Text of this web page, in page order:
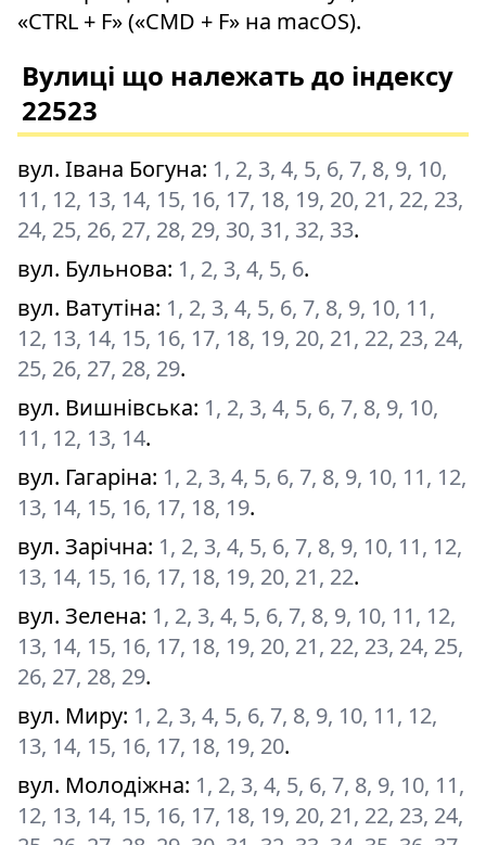
«CTRL + F» («CMD + F» на macOS).
Вулиці що належать до індексу
22523
вул. Івана Богуна: 1, 2, 3, 4, 5, 6, 7, 8, 9, 10,
11, 12, 13, 14, 15, 16, 17, 18, 19, 20, 21, 22, 23,
24, 25, 26, 27, 28, 29, 30, 31, 32, 33.
вул. Бульнова: 1, 2, 3, 4, 5, 6.
вул. Ватутіна: 1, 2, 3, 4, 5, 6, 7, 8, 9, 10, 11,
12, 13, 14, 15, 16, 17, 18, 19, 20, 21, 22, 23, 24,
25, 26, 27, 28, 29.
вул. Вишнівська: 1, 2, 3, 4, 5, 6, 7, 8, 9, 10,
11, 12, 13, 14.
вул. Гагаріна: 1, 2, 3, 4, 5, 6, 7, 8, 9, 10, 11, 12,
13, 14, 15, 16, 17, 18, 19.
вул. Зарічна: 1, 2, 3, 4, 5, 6, 7, 8, 9, 10, 11, 12,
13, 14, 15, 16, 17, 18, 19, 20, 21, 22.
вул. Зелена: 1, 2, 3, 4, 5, 6, 7, 8, 9, 10, 11, 12,
13, 14, 15, 16, 17, 18, 19, 20, 21, 22, 23, 24, 25,
26, 27, 28, 29.
вул. Миру: 1, 2, 3, 4, 5, 6, 7, 8, 9, 10, 11, 12,
13, 14, 15, 16, 17, 18, 19, 20.
вул. Молодіжна: 1, 2, 3, 4, 5, 6, 7, 8, 9, 10, 11,
12, 13, 14, 15, 16, 17, 18, 19, 20, 21, 22, 23, 24,